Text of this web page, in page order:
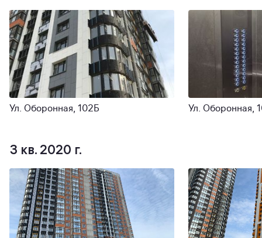
Ул. Оборонная, 102Б Ул. Оборонная,
3 кв. 2020 г.